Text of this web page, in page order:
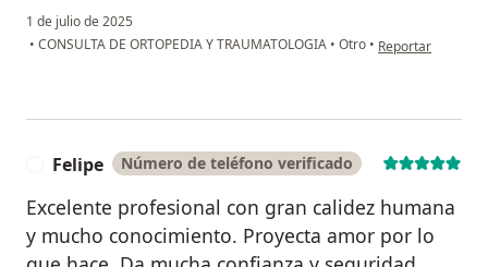
1 de julio de 2025
• CONSULTA DE ORTOPEDIA Y TRAUMATOLOGIA • Otro • en opinión del
Reportar
Felipe Número de teléfono verificado
Excelente profesional con gran calidez humana
y mucho conocimiento. Proyecta amor por lo